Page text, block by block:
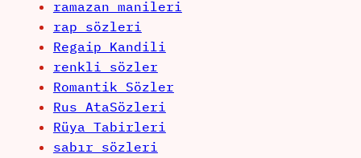
ramazan manileri
rap sözleri
Regaip Kandili
renkli sözler
Romantik Sözler
Rus AtaSözleri
Rüya Tabirleri
sabır sözleri